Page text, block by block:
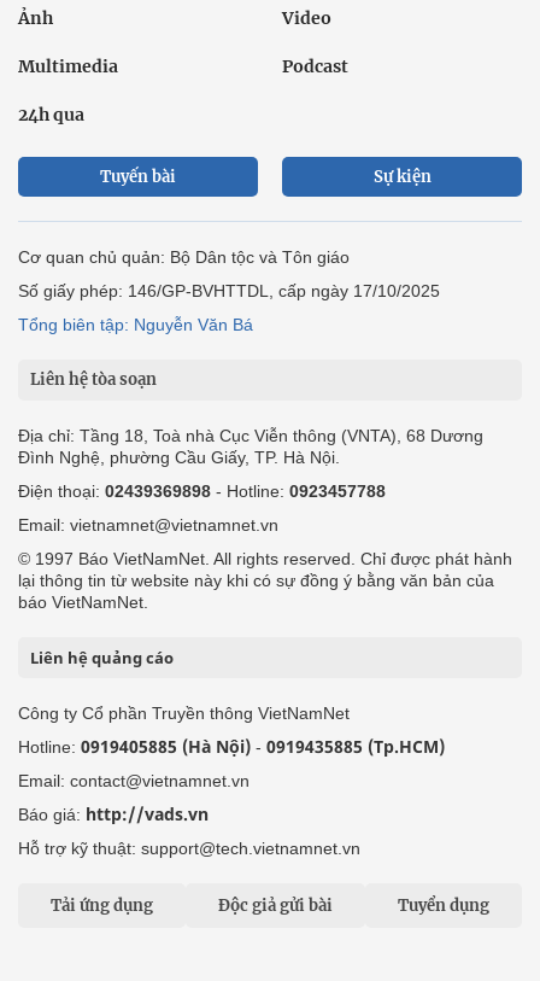
Ảnh Video
Multimedia Podcast
24h qua
Tuyến bài Sự kiện
Cơ quan chủ quản: Bộ Dân tộc và Tôn giáo
Số giấy phép: 146/GP-BVHTTDL, cấp ngày 17/10/2025
Tổng biên tập: Nguyễn Văn Bá
Liên hệ tòa soạn
Địa chỉ: Tầng 18, Toà nhà Cục Viễn thông (VNTA), 68 Dương
Đình Nghệ, phường Cầu Giấy, TP. Hà Nội.
Điện thoại: 02439369898 - Hotline: 0923457788
Email: vietnamnet@vietnamnet.vn
© 1997 Báo VietNamNet. All rights reserved. Chỉ được phát hành
lại thông tin từ website này khi có sự đồng ý bằng văn bản của
báo VietNamNet.
Liên hệ quảng cáo
Công ty Cổ phần Truyền thông VietNamNet
Hotline: 0919405885 (Hà Nội) - 0919435885 (Tp.HCM)
Email: contact@vietnamnet.vn
Báo giá: http://vads.vn
Hỗ trợ kỹ thuật: support@tech.vietnamnet.vn
Tải ứng dụng Độc giả gửi bài Tuyển dụng